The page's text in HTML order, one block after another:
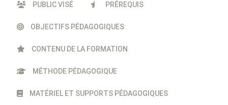
PUBLIC VISÉ PRÉREQUIS
OBJECTIFS PÉDAGOGIQUES
CONTENU DE LA FORMATION
MÉTHODE PÉDAGOGIQUE
MATÉRIEL ET SUPPORTS PÉDAGOGIQUES